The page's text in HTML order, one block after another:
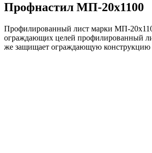
Профнастил МП-20х1100
Профилированный лист марки МП-
ограждающих целей профилированный
же защищает ограждающую конструкцию